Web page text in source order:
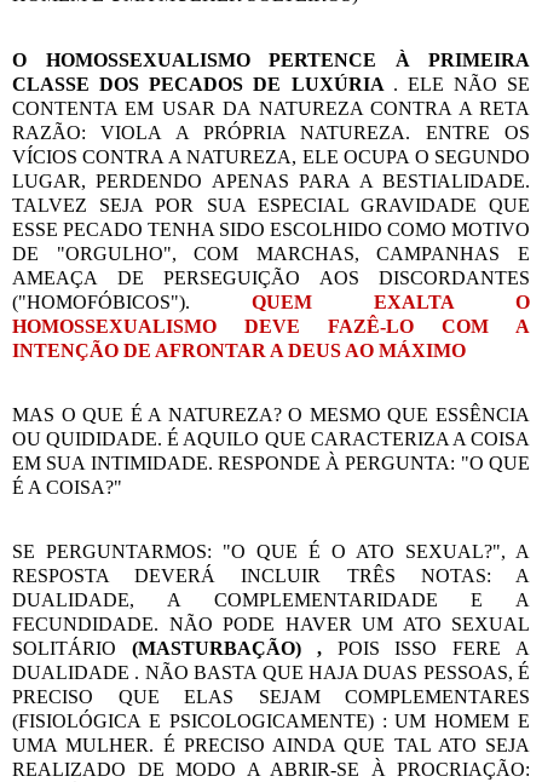
O HOMOSSEXUALISMO PERTENCE À PRIMEIRA
CLASSE DOS PECADOS DE LUXÚRIA . ELE NÃO SE
CONTENTA EM USAR DA NATUREZA CONTRA A RETA
RAZÃO: VIOLA A PRÓPRIA NATUREZA. ENTRE OS
VÍCIOS CONTRA A NATUREZA, ELE OCUPA O SEGUNDO
LUGAR, PERDENDO APENAS PARA A BESTIALIDADE.
TALVEZ SEJA POR SUA ESPECIAL GRAVIDADE QUE
ESSE PECADO TENHA SIDO ESCOLHIDO COMO MOTIVO
DE "ORGULHO", COM MARCHAS, CAMPANHAS E
AMEAÇA DE PERSEGUIÇÃO AOS DISCORDANTES
("HOMOFÓBICOS"). QUEM EXALTA O
HOMOSSEXUALISMO DEVE FAZÊ-LO COM A
INTENÇÃO DE AFRONTAR A DEUS AO MÁXIMO
MAS O QUE É A NATUREZA? O MESMO QUE ESSÊNCIA
OU QUIDIDADE. É AQUILO QUE CARACTERIZA A COISA
EM SUA INTIMIDADE. RESPONDE À PERGUNTA: "O QUE
É A COISA?"
SE PERGUNTARMOS: "O QUE É O ATO SEXUAL?", A
RESPOSTA DEVERÁ INCLUIR TRÊS NOTAS: A
DUALIDADE, A COMPLEMENTARIDADE E A
FECUNDIDADE. NÃO PODE HAVER UM ATO SEXUAL
SOLITÁRIO (MASTURBAÇÃO) ,POIS ISSO FERE A
DUALIDADE . NÃO BASTA QUE HAJA DUAS PESSOAS, É
PRECISO QUE ELAS SEJAM COMPLEMENTARES
(FISIOLÓGICA E PSICOLOGICAMENTE) : UM HOMEM E
UMA MULHER. É PRECISO AINDA QUE TAL ATO SEJA
REALIZADO DE MODO A ABRIR-SE À PROCRIAÇÃO: